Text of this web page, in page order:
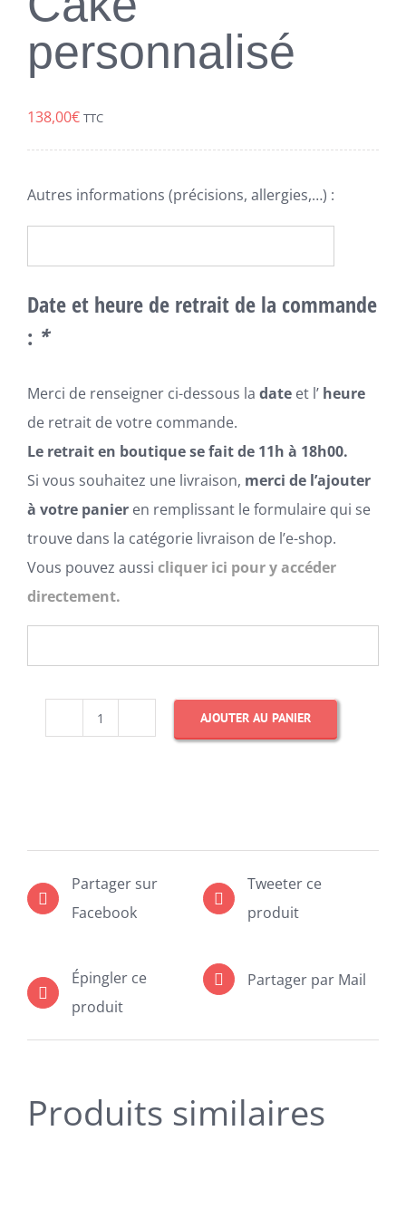
personnalisé
138,00€ TTC
Autres informations (précisions, allergies,…) :
Date et heure de retrait de la commande
: *
Merci de renseigner ci-dessous la date et l’ heure
de retrait de votre commande.
Le retrait en boutique se fait de 11h à 18h00.
Si vous souhaitez une livraison, merci de l’ajouter
à votre panier en remplissant le formulaire qui se
trouve dans la catégorie livraison de l’e-shop.
Vous pouvez aussi cliquer ici pour y accéder
directement.
quantité
AJOUTER AU PANIER
Partager sur
Facebook
Tweeter ce
produit
Épingler ce
produit
Partager par Mail
Produits similaires